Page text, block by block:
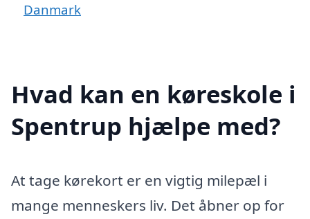
Danmark
Hvad kan en køreskole i
Spentrup hjælpe med?
At tage kørekort er en vigtig milepæl i
mange menneskers liv. Det åbner op for